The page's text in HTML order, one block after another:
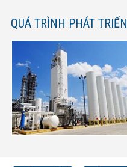
QUÁ TRÌNH PHÁT TRIỂN